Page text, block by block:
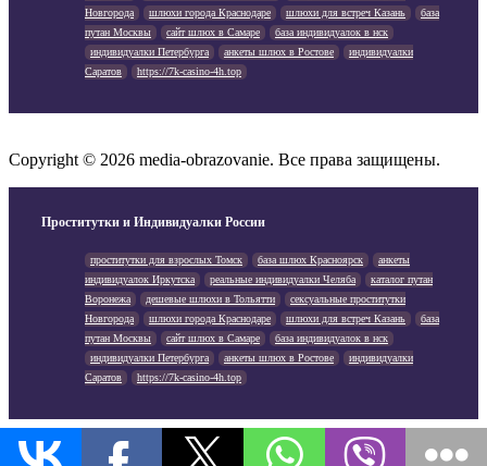
Новгорода
шлюхи города Краснодаре шлюхи для встреч Казань
база
путан Москвы
сайт шлюх в Самаре
база индивидуалок в нск
индивидуалки Петербурга
анкеты шлюх в Ростове
индивидуалки
Саратов
https://7k-casino-4h.top
Copyright © 2026 media-obrazovanie. Все права защищены.
Проститутки и Индивидуалки России
проститутки для взрослых Томск база шлюх Красноярск
анкеты
индивидуалок Иркутска
реальные индивидуалки Челяба
каталог путан
Воронежа
дешевые шлюхи в Тольятти
сексуальные проститутки
Новгорода
шлюхи города Краснодаре шлюхи для встреч Казань
база
путан Москвы
сайт шлюх в Самаре
база индивидуалок в нск
индивидуалки Петербурга
анкеты шлюх в Ростове
индивидуалки
Саратов
https://7k-casino-4h.top